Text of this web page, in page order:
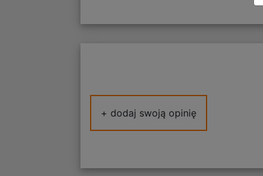
+ dodaj swoją opinię